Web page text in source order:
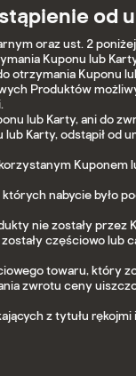
od
oraz ust. 2
Kuponu lub
otrzymania
Produktów
lub Karty, ani do
Karty, odstąpił
nabycie
nie zostały
częściowo
towaru,
zwrotu ceny
z tytułu rękojmi